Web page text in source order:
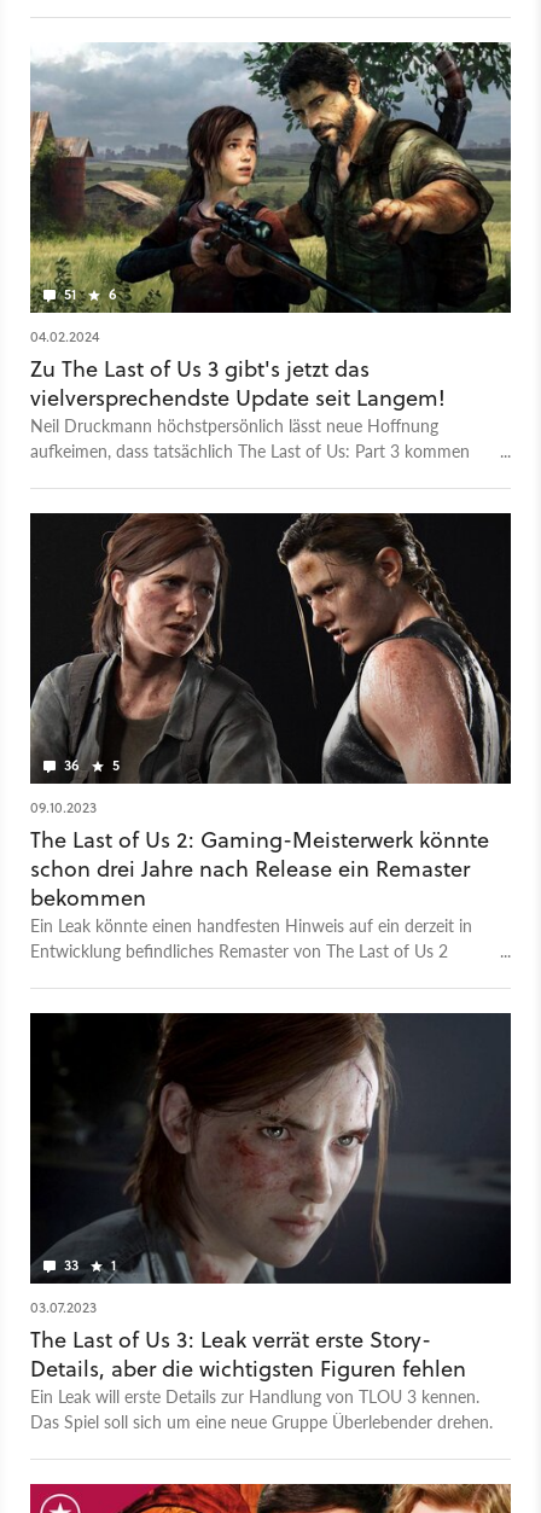
51 6
04.02.2024
Zu The Last of Us 3 gibt's jetzt das
vielversprechendste Update seit Langem!
Neil Druckmann höchstpersönlich lässt neue Hoffnung
aufkeimen, dass tatsächlich The Last of Us: Part 3 kommen
36 5
09.10.2023
The Last of Us 2: Gaming-Meisterwerk könnte
schon drei Jahre nach Release ein Remaster
bekommen
Ein Leak könnte einen handfesten Hinweis auf ein derzeit in
Entwicklung befindliches Remaster von The Last of Us 2
33 1
03.07.2023
The Last of Us 3: Leak verrät erste Story-
Details, aber die wichtigsten Figuren fehlen
Ein Leak will erste Details zur Handlung von TLOU 3 kennen.
Das Spiel soll sich um eine neue Gruppe Überlebender drehen.